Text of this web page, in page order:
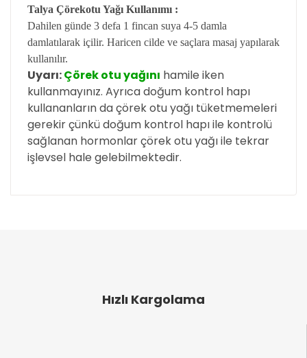
Talya Çörekotu Yağı Kullanımı :
Dahilen günde 3 defa 1 fincan suya 4-5 damla
damlatılarak içilir. Haricen cilde ve saçlara masaj yapılarak
kullanılır.
Uyarı:Çörek otu yağını hamile iken
kullanmayınız. Ayrıca doğum kontrol hapı
kullananların da çörek otu yağı tüketmemeleri
gerekir çünkü doğum kontrol hapı ile kontrolü
sağlanan hormonlar çörek otu yağı ile tekrar
işlevsel hale gelebilmektedir.
Bu ürünün fiyat bilgisi, resim, ürün açıklamalarında
Ürün bilgilerinde hatalar bulunuyor.
Hızlı Kargolama